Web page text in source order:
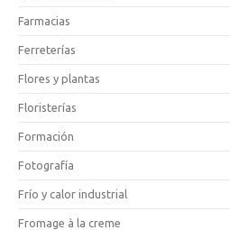
Farmacias
Ferreterías
Flores y plantas
Floristerías
Formación
Fotografía
Frío y calor industrial
Fromage à la creme